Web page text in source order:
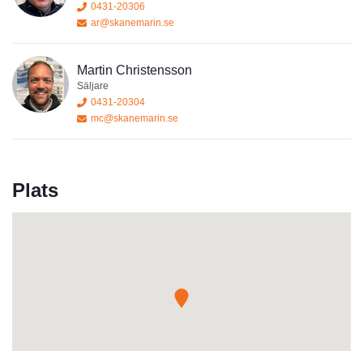
0431-20306
ar@skanemarin.se
Martin Christensson
Säljare
0431-20304
mc@skanemarin.se
Plats